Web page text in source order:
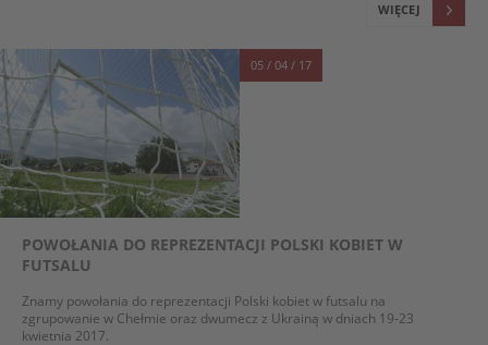
WIĘCEJ
05 / 04 / 17
POWOŁANIA DO REPREZENTACJI POLSKI KOBIET W
FUTSALU
Znamy powołania do reprezentacji Polski kobiet w futsalu na
zgrupowanie w Chełmie oraz dwumecz z Ukrainą w dniach 19-23
kwietnia 2017.